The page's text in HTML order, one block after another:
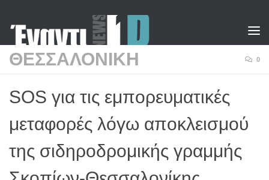
ΘΕΣΣΑΛΟΝΙΚΗ 0
SOS για τις εμπορευματικές
μεταφορές λόγω αποκλεισμού
της σιδηροδρομικής γραμμής